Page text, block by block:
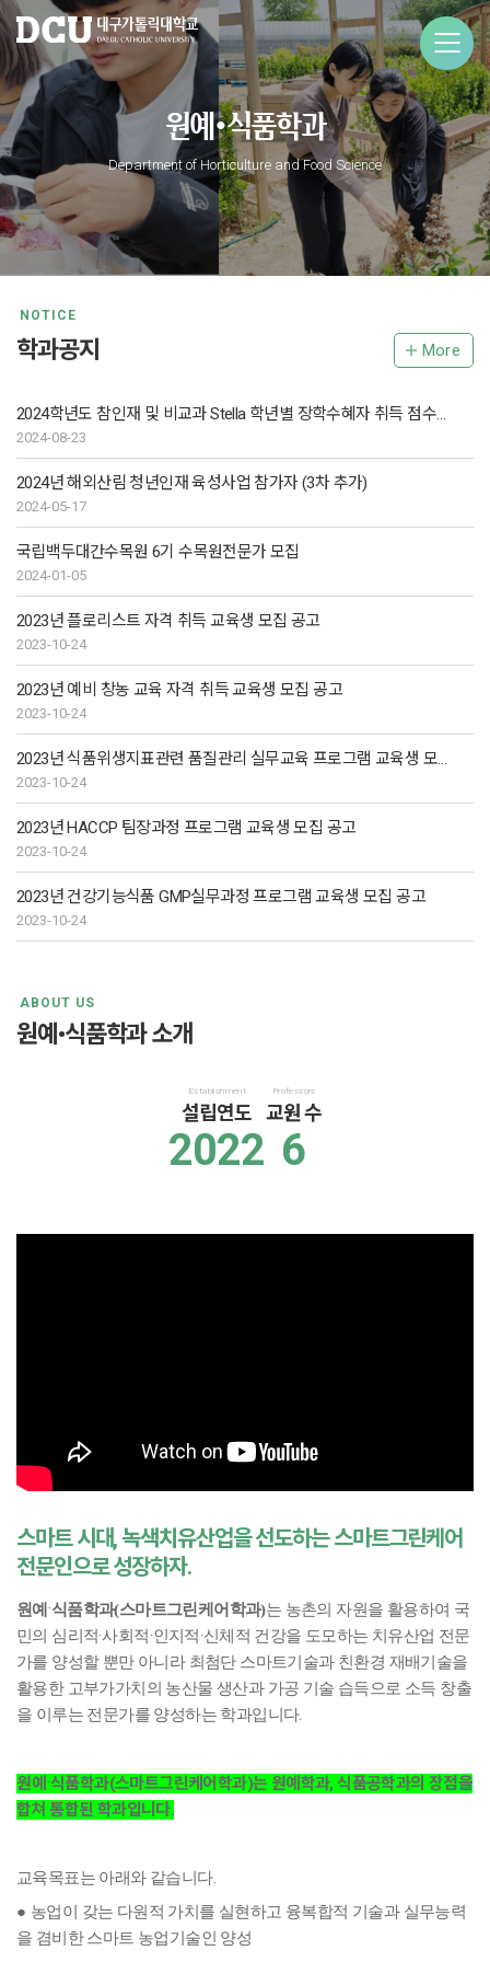
원예•식품학과
Department of Horticulture and Food Science
NOTICE
학과공지 More
2024학년도 참인재 및 비교과 Stella 학년별 장학수혜자 취득 점수 공개
2024-08-23
2024년 해외산림 청년인재 육성사업 참가자 (3차 추가)
2024-05-17
국립백두대간수목원 6기 수목원전문가 모집
2024-01-05
2023년 플로리스트 자격 취득 교육생 모집 공고
2023-10-24
2023년 예비 창농 교육 자격 취득 교육생 모집 공고
2023-10-24
2023년 식품위생지표관련 품질관리 실무교육 프로그램 교육생 모집 공고
2023-10-24
2023년 HACCP 팀장과정 프로그램 교육생 모집 공고
2023-10-24
2023년 건강기능식품 GMP실무과정 프로그램 교육생 모집 공고
2023-10-24
ABOUT US
원예•식품학과 소개
Establishment
설립연도
2022
Professors
교원 수
6
스마트 시대, 녹색치유산업을 선도하는 스마트그린케어
전문인으로 성장하자.
원예 ·식품학과(스마트그린케어학과)는 농촌의 자원을 활용하여 국
민의 심리적·사회적·인지적·신체적 건강을 도모하는 치유산업 전문
가를 양성할 뿐만 아니라 최첨단 스마트기술과 친환경 재배기술을
활용한 고부가가치의 농산물 생산과 가공 기술 습득으로 소득 창출
을 이루는 전문가를 양성하는 학과입니다.
원예 ·식품학과(스마트그린케어학과)는 원예학과, 식품공학과의 장점을
합쳐 통합된 학과입니다.
교육목표는 아래와 같습니다.
● 농업이 갖는 다원적 가치를 실현하고 융복합적 기술과 실무능력
을 겸비한 스마트 농업기술인 양성